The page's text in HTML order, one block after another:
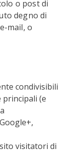
o post di
degno di
mail, o
condivisibili
principali (e
visitatori di